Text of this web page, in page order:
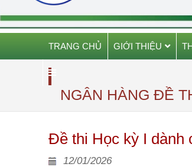
TRANG CHỦ GIỚI THIỆU
NGÂN HÀNG ĐỀ
Đề thi Học kỳ I dành
12/01/2026